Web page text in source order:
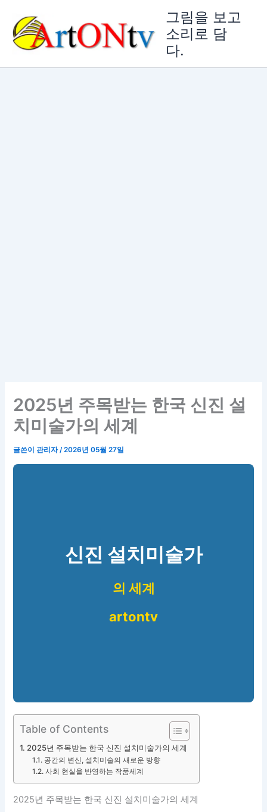
그림을 보고
소리로 담
다.
2025년 주목받는 한국 신진 설
치미술가의 세계
글쓴이관리자/2026년 05월 27일
신진 설치미술가
의 세계
artontv
Table of Contents
2025년 주목받는 한국 신진 설치미술가의 세계
공간의 변신, 설치미술의 새로운 방향
사회 현실을 반영하는 작품세계
2025년 주목받는 한국 신진 설치미술가의 세계